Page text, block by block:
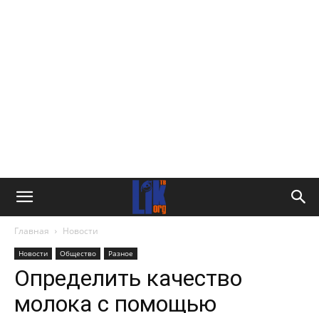
Главная Новости
Новости Общество Разное
Определить качество
молока с помощью